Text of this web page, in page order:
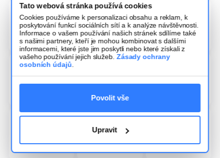
Tato webová stránka používá cookies
Cookies používáme k personalizaci obsahu a reklam, k
poskytování funkcí sociálních sítí a k analýze návštěvnosti.
Informace o vašem používání našich stránek sdílíme také
s našimi partnery, kteří je mohou kombinovat s dalšími
informacemi, které jste jim poskytli nebo které získali z
vašeho používání jejich služeb.Zásady ochrany
osobních údajů
Povolit vše
Upravit